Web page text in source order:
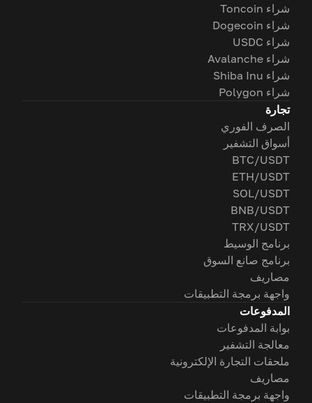
شراء Toncoin
شراء Dogecoin
شراء USDC
شراء Avalanche
شراء Shiba Inu
شراء Polygon
تجارة
الصرف الفوري
أسواق التشفير
BTC/USDT
ETH/USDT
SOL/USDT
BNB/USDT
TRX/USDT
برنامج الوسيط
برنامج صانع السوق
مصاريف
واجهة برمجة التطبيقات
المدفوعات
بوابة المدفوعات
معالجة التشفير
ملحقات التجارة الإلكترونية
مصاريف
واجهة برمجة التطبيقات